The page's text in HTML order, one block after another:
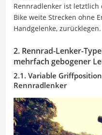
Rennradlenker ist letztlich
Bike weite Strecken ohne
Handgelenke, zurücklegen.
2. Rennrad-Lenker-
mehrfach gebogener
2.1. Variable
Rennradlenker